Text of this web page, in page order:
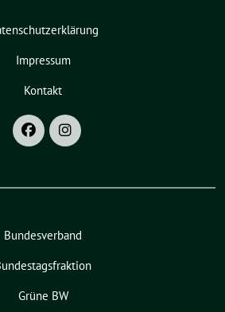
Impressum
Kontakt
Bundesverband
Grüne BW